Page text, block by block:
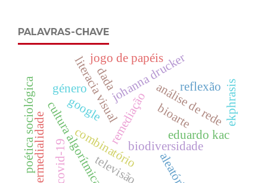
PALAVRAS-CHAVE
biodiversidade
bioarte
combinatório
remediação
google
cultura algorítmica
literacia visualjohanna drucker
eduardo kac
aleatório
análise de rede
reflexão
jogo de papéis
género
intermedialidade
dada
covid-19
poética sociológica ekphrasis
televisão